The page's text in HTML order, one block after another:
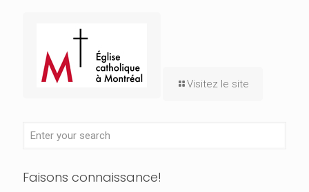
Visitez le site
Faisons connaissance!